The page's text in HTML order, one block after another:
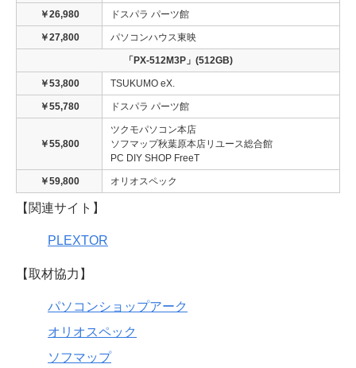
￥26,980 ドスパラ パーツ館
￥27,800 パソコンハウス東映
「PX-512M3P」(512GB)
￥53,800 TSUKUMO eX.
￥55,780 ドスパラ パーツ館
￥55,800
ツクモパソコン本店
ソフマップ秋葉原本店リユース総合館
PC DIY SHOP FreeT
￥59,800 オリオスペック
【関連サイト】
PLEXTOR
【取材協力】
パソコンショップアーク
オリオスペック
ソフマップ